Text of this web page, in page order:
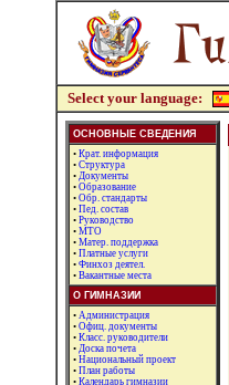
Select your language:
ОСНОВНЫЕ СВЕДЕНИЯ
• Крат. информация
• Структура
• Документы
• Образование
• Обр. стандарты
• Пед. состав
• Руководство
• МТО
• Матер. поддержка
• Платные услуги
• Финхоз деятел.
• Вакантные места
О ГИМНАЗИИ
• Администрация
• Офиц. документы
• Класc. руководители
• Доска почета
• Национальный проект
• План работы
• Календарь гимназии